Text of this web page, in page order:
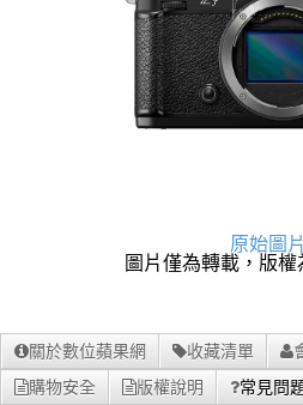
原始圖片
圖片僅為轉載，版
關於數位蘋果網 收藏清單
購物安全
版權說明 常見問